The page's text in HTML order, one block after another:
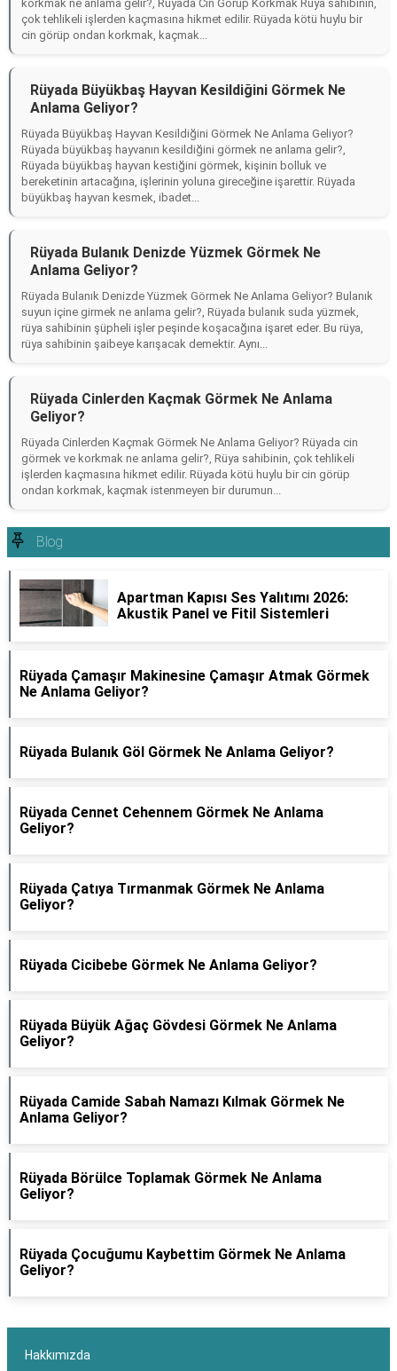
korkmak ne anlama gelir?, Rüyada Cin Görüp Korkmak Rüya sahibinin,
çok tehlikeli işlerden kaçmasına hikmet edilir. Rüyada kötü huylu bir
cin görüp ondan korkmak, kaçmak...
Rüyada Büyükbaş Hayvan Kesildiğini Görmek Ne
Anlama Geliyor?
Rüyada Büyükbaş Hayvan Kesildiğini Görmek Ne Anlama Geliyor?
Rüyada büyükbaş hayvanın kesildiğini görmek ne anlama gelir?,
Rüyada büyükbaş hayvan kestiğini görmek, kişinin bolluk ve
bereketinin artacağına, işlerinin yoluna gireceğine işarettir. Rüyada
büyükbaş hayvan kesmek, ibadet...
Rüyada Bulanık Denizde Yüzmek Görmek Ne
Anlama Geliyor?
Rüyada Bulanık Denizde Yüzmek Görmek Ne Anlama Geliyor? Bulanık
suyun içine girmek ne anlama gelir?, Rüyada bulanık suda yüzmek,
rüya sahibinin şüpheli işler peşinde koşacağına işaret eder. Bu rüya,
rüya sahibinin şaibeye karışacak demektir. Aynı...
Rüyada Cinlerden Kaçmak Görmek Ne Anlama
Geliyor?
Rüyada Cinlerden Kaçmak Görmek Ne Anlama Geliyor? Rüyada cin
görmek ve korkmak ne anlama gelir?, Rüya sahibinin, çok tehlikeli
işlerden kaçmasına hikmet edilir. Rüyada kötü huylu bir cin görüp
ondan korkmak, kaçmak istenmeyen bir durumun...
Blog
Apartman Kapısı Ses Yalıtımı 2026:
Akustik Panel ve Fitil Sistemleri
Rüyada Çamaşır Makinesine Çamaşır Atmak Görmek
Ne Anlama Geliyor?
Rüyada Bulanık Göl Görmek Ne Anlama Geliyor?
Rüyada Cennet Cehennem Görmek Ne Anlama
Geliyor?
Rüyada Çatıya Tırmanmak Görmek Ne Anlama
Geliyor?
Rüyada Cicibebe Görmek Ne Anlama Geliyor?
Rüyada Büyük Ağaç Gövdesi Görmek Ne Anlama
Geliyor?
Rüyada Camide Sabah Namazı Kılmak Görmek Ne
Anlama Geliyor?
Rüyada Börülce Toplamak Görmek Ne Anlama
Geliyor?
Rüyada Çocuğumu Kaybettim Görmek Ne Anlama
Geliyor?
Hakkımızda